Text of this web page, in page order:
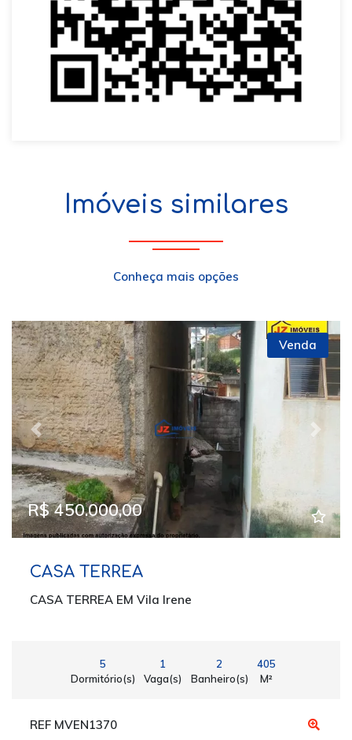
Imóveis similares
Conheça mais opções
Previous Next
Venda
R$ 450.000,00
CASA TERREA
CASA TERREA EM Vila Irene
5
Dormitório(s)
1
Vaga(s)
2
Banheiro(s)
405
M²
REF MVEN1370